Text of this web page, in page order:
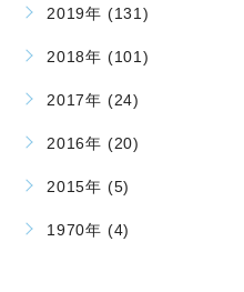
2019年 (131)
2018年 (101)
2017年 (24)
2016年 (20)
2015年 (5)
1970年 (4)